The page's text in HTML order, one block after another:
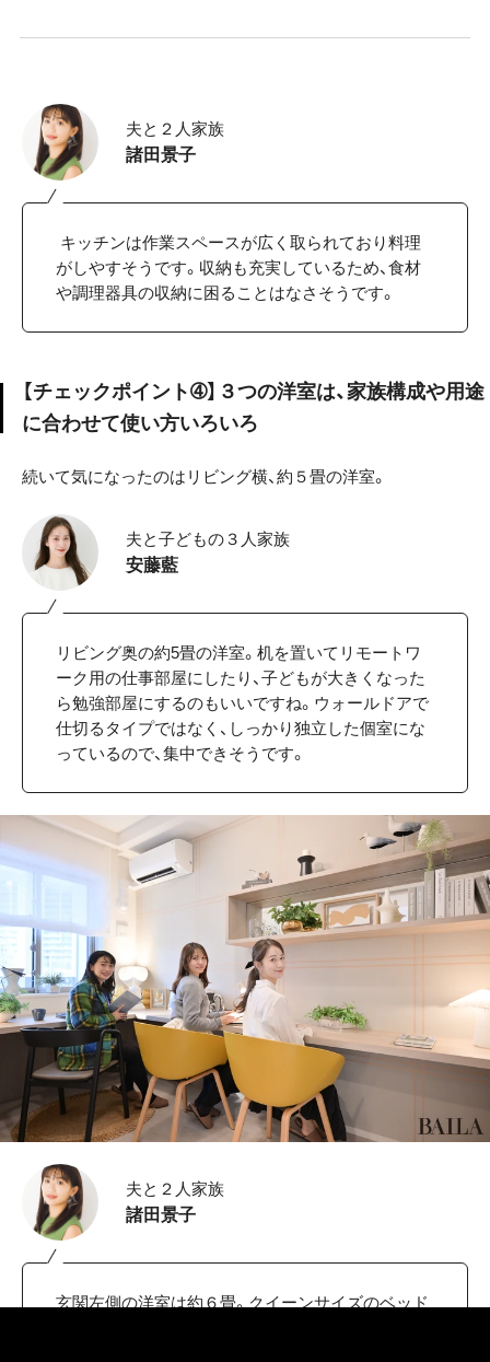
夫と２人家族
諸田景子
キッチンは作業スペースが広く取られており料理
がしやすそうです。収納も充実しているため、食材
や調理器具の収納に困ることはなさそうです。
【チェックポイント➃】３つの洋室は、家族構成や用途
に合わせて使い方いろいろ
続いて気になったのはリビング横、約５畳の洋室。
夫と子どもの３人家族
安藤藍
リビング奥の約5畳の洋室。机を置いてリモートワ
ーク用の仕事部屋にしたり、子どもが大きくなった
ら勉強部屋にするのもいいですね。ウォールドアで
仕切るタイプではなく、しっかり独立した個室にな
っているので、集中できそうです。
夫と２人家族
諸田景子
玄関左側の洋室は約６畳。クイーンサイズのベッド